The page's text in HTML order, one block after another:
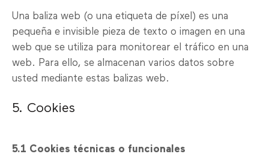
Una baliza web (o una etiqueta de píxel) es una
pequeña e invisible pieza de texto o imagen en una
web que se utiliza para monitorear el tráfico en una
web. Para ello, se almacenan varios datos sobre
usted mediante estas balizas web.
5. Cookies
5.1 Cookies técnicas o funcionales